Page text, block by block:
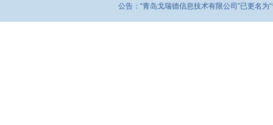
公告：“青岛戈瑞德信息技术有限公司”已更名